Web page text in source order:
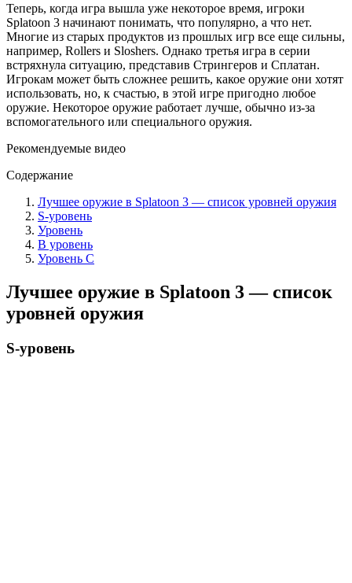
Теперь, когда игра вышла уже некоторое время, игроки
Splatoon 3 начинают понимать, что популярно, а что нет.
Многие из старых продуктов из прошлых игр все еще сильны,
например, Rollers и Sloshers. Однако третья игра в серии
встряхнула ситуацию, представив Стрингеров и Сплатан.
Игрокам может быть сложнее решить, какое оружие они хотят
использовать, но, к счастью, в этой игре пригодно любое
оружие. Некоторое оружие работает лучше, обычно из-за
вспомогательного или специального оружия.
Рекомендуемые видео
Содержание
Лучшее оружие в Splatoon 3 — список уровней оружия
S-уровень
Уровень
B уровень
Уровень C
Лучшее оружие в Splatoon 3 — список
уровней оружия
S-уровень